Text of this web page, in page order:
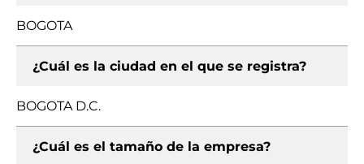
BOGOTA
¿Cuál es la ciudad en el que se registra?
BOGOTA D.C.
¿Cuál es el tamaño de la empresa?